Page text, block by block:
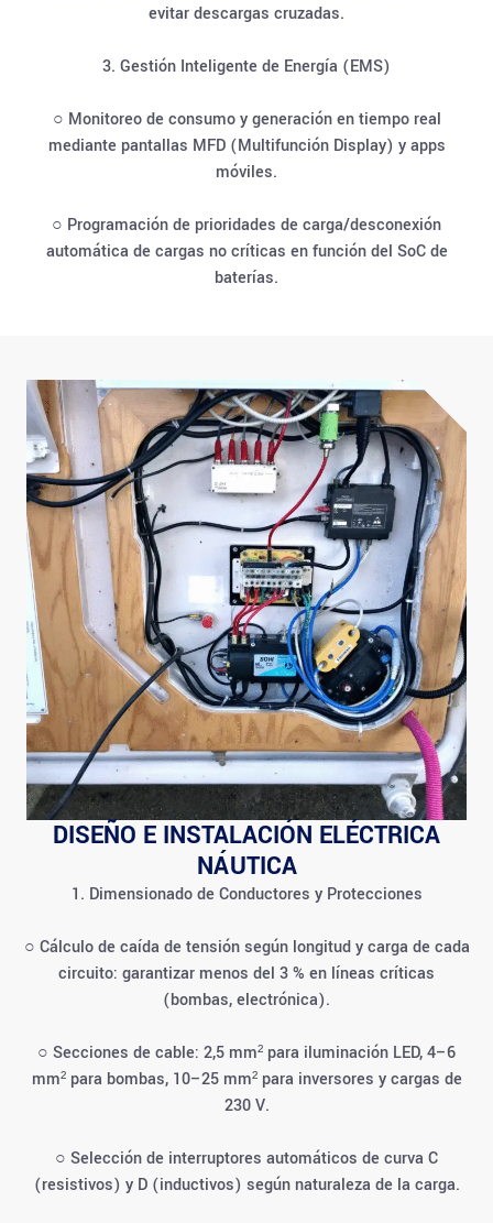
evitar descargas cruzadas.
3. Gestión Inteligente de Energía (EMS)
○ Monitoreo de consumo y generación en tiempo real
mediante pantallas MFD (Multifunción Display) y apps
móviles.
○ Programación de prioridades de carga/desconexión
automática de cargas no críticas en función del SoC de
baterías.
DISEÑO E INSTALACIÓN ELÉCTRICA
NÁUTICA
1. Dimensionado de Conductores y Protecciones
○ Cálculo de caída de tensión según longitud y carga de cada
circuito: garantizar menos del 3 % en líneas críticas
(bombas, electrónica).
○ Secciones de cable: 2,5 mm² para iluminación LED, 4–6
mm² para bombas, 10–25 mm² para inversores y cargas de
230 V.
○ Selección de interruptores automáticos de curva C
(resistivos) y D (inductivos) según naturaleza de la carga.